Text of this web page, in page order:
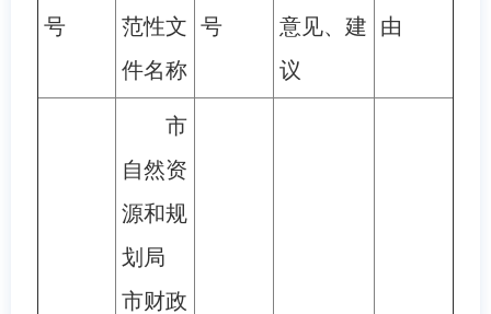
号
范性文
件名称
号
意见、建
议
由
市
自然资
源和规
划局
市财政